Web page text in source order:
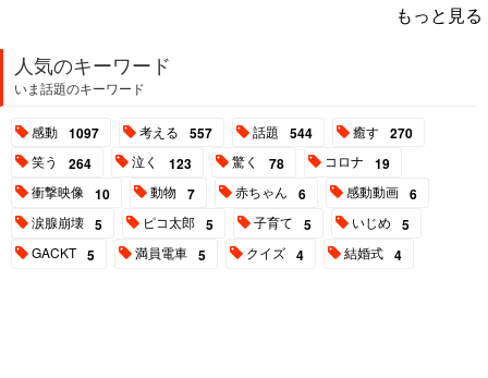
もっと見る
人気のキーワード
いま話題のキーワード
感動 1097 考える 557 話題 544 癒す 270
笑う 264 泣く 123 驚く 78 コロナ 19
衝撃映像 10 動物 7 赤ちゃん 6 感動動画 6
涙腺崩壊 5 ピコ太郎 5 子育て 5 いじめ 5
GACKT 5 満員電車 5 クイズ 4 結婚式 4